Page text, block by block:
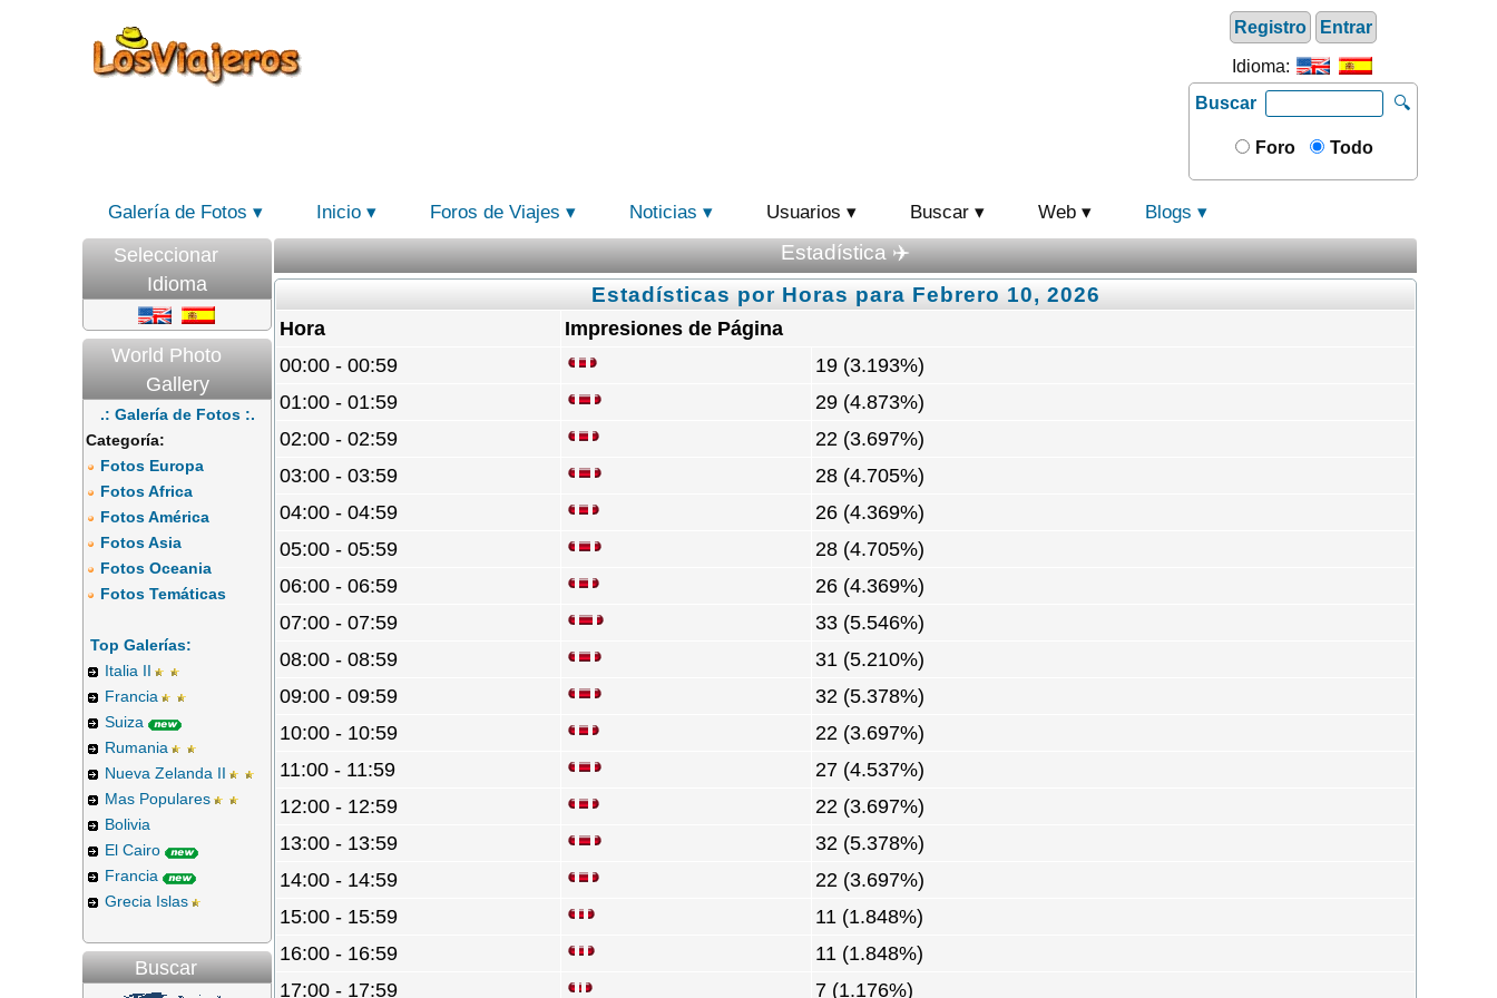
Registro Entrar
Idioma:
Buscar
🔍
Foro Todo
Galería de Fotos Inicio Foros de Viajes Noticias Usuarios Buscar Web Blogs
Seleccionar
Idioma
World Photo
Gallery
.: Galería de Fotos :.
Categoría:
Fotos Europa
Fotos Africa
Fotos América
Fotos Asia
Fotos Oceania
Fotos Temáticas
Top Galerías:
Italia II
Francia
Suiza
Rumania
Nueva Zelanda II
Mas Populares
Bolivia
El Cairo
Francia
Grecia Islas
Buscar
Estadística ✈️
Estadísticas por Horas para Febrero 10, 2026
Hora
Impresiones de Página
00:00 - 00:59
19 (3.193%)
01:00 - 01:59
29 (4.873%)
02:00 - 02:59
22 (3.697%)
03:00 - 03:59
28 (4.705%)
04:00 - 04:59
26 (4.369%)
05:00 - 05:59
28 (4.705%)
06:00 - 06:59
26 (4.369%)
07:00 - 07:59
33 (5.546%)
08:00 - 08:59
31 (5.210%)
09:00 - 09:59
32 (5.378%)
10:00 - 10:59
22 (3.697%)
11:00 - 11:59
27 (4.537%)
12:00 - 12:59
22 (3.697%)
13:00 - 13:59
32 (5.378%)
14:00 - 14:59
22 (3.697%)
15:00 - 15:59
11 (1.848%)
16:00 - 16:59
11 (1.848%)
17:00 - 17:59
7 (1.176%)